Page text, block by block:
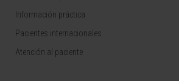
Información práctica
Pacientes internacionales
Atención al paciente